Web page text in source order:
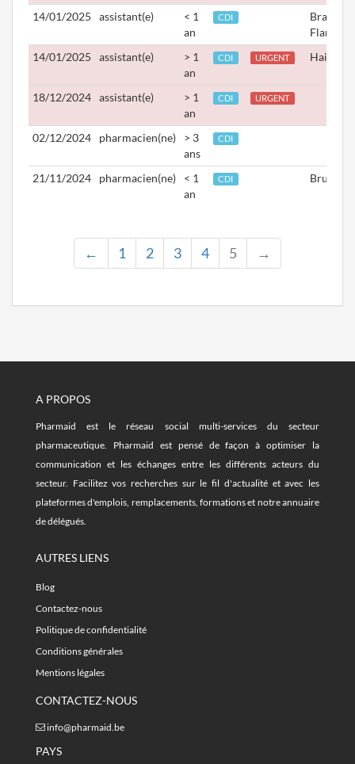
14/01/2025 assistant(e)
< 1
an
CDI
Brabant
Flamand
14/01/2025
assistant(e)
> 1
an
CDI URGENT Hainaut
18/12/2024 assistant(e)
> 1
an
CDI URGENT
02/12/2024 pharmacien(ne)
> 3
ans
CDI
21/11/2024 pharmacien(ne)
< 1
an
CDI Bruxelles
← 1 2 3 4 5 →
A PROPOS
Pharmaid est le réseau social multi-services du secteur
pharmaceutique. Pharmaid est pensé de façon à optimiser la
communication et les échanges entre les différents acteurs du
secteur. Facilitez vos recherches sur le fil d'actualité et avec les
plateformes d'emplois, remplacements, formations et notre annuaire
de délégués.
AUTRES LIENS
Blog
Contactez-nous
Politique de confidentialité
Conditions générales
Mentions légales
CONTACTEZ-NOUS
info@pharmaid.be
PAYS